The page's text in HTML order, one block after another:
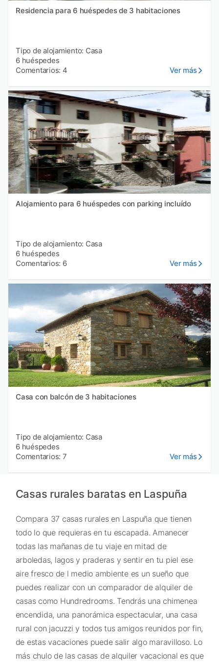
Residencia para 6 huéspedes de 3 habitaciones
Tipo de alojamiento: Casa
6 huéspedes
Comentarios: 4
Ver más
Alojamiento para 6 huéspedes con parking incluído
Tipo de alojamiento: Casa
6 huéspedes
Comentarios: 6
Ver más
Casa con balcón de 3 habitaciones
Tipo de alojamiento: Casa
6 huéspedes
Comentarios: 7
Ver más
Casas rurales baratas en Laspuña
Compara 37 casas rurales en Laspuña que tienen
todo lo que requieras en tu escapada. Amanecer
todas las mañanas de tu viaje en mitad de
arboledas, lagos y praderas y sentir en tu piel ese
aire fresco de l medio ambiente es un sueño que
puedes realizar con un comparador de alquiler de
casas como Hundredrooms. Tendrás una chimenea
encendida, una panorámica espectacular, una casa
rural con jacuzzi y todos tus amigos reunidos por fin,
de estas vacaciones puede salir algo maravilloso. Lo
más chulo de las casas de alquiler vacacional es que